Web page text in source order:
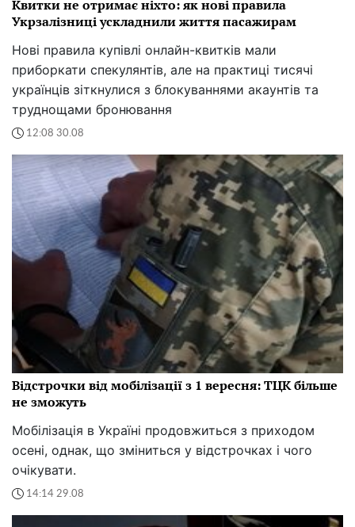
Квитки не отримає ніхто: як нові правила
Укрзалізниці ускладнили життя пасажирам
Нові правила купівлі онлайн-квитків мали
приборкати спекулянтів, але на практиці тисячі
українців зіткнулися з блокуваннями акаунтів та
труднощами бронювання
12:08 30.08
Відстрочки від мобілізації з 1 вересня: ТЦК більше
не зможуть
Мобілізація в Україні продовжиться з приходом
осені, однак, що зміниться у відстрочках і чого
очікувати.
14:14 29.08